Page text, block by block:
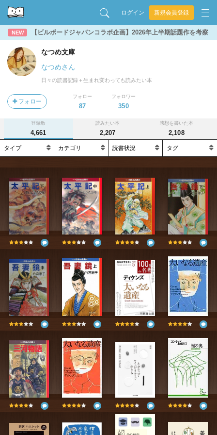
ログイン 新規会員登録
NEW 【ビルボードジャパンコラボ企画】2026年上半期話題作を考察
なつめ文庫
なつめさん
日々の読書記録＋生まれ変わっても読みたい本
フォロー
フォロー
87
フォロワー
350
登録数
4,661
読みたい本
2,207
感想を書いた本
2,108